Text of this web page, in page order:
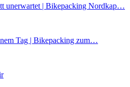
unerwartet | Bikepacking Nordkap…
Tag | Bikepacking zum…